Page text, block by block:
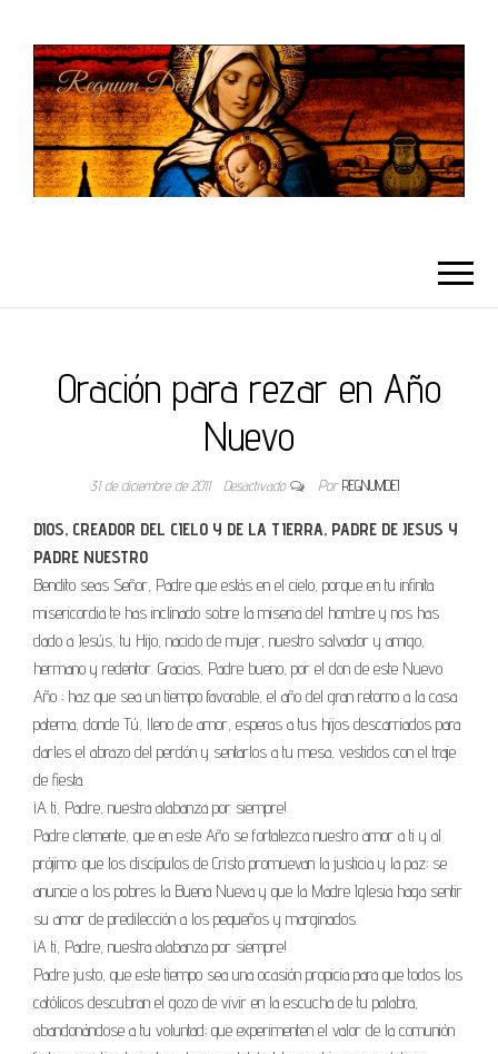
Oración para rezar en Año
Nuevo
31 de diciembre de 2011 Desactivado Por REGNUMDEI
DIOS, CREADOR DEL CIELO Y DE LA TIERRA, PADRE DE JESUS Y
PADRE NUESTRO
Bendito seas Señor, Padre que estás en el cielo, porque en tu infinita
misericordia te has inclinado sobre la miseria del hombre y nos has
dado a Jesús, tu Hijo, nacido de mujer, nuestro salvador y amigo,
hermano y redentor. Gracias, Padre bueno, por el don de este Nuevo
Año ; haz que sea un tiempo favorable, el año del gran retorno a la casa
paterna, donde Tú, lleno de amor, esperas a tus hijos descarriados para
darles el abrazo del perdón y sentarlos a tu mesa, vestidos con el traje
de fiesta.
¡A ti, Padre, nuestra alabanza por siempre!
Padre clemente, que en este Año se fortalezca nuestro amor a ti y al
prójimo: que los discípulos de Cristo promuevan la justicia y la paz; se
anuncie a los pobres la Buena Nueva y que la Madre Iglesia haga sentir
su amor de predilección a los pequeños y marginados.
¡A ti, Padre, nuestra alabanza por siempre!
Padre justo, que este tiempo sea una ocasión propicia para que todos los
católicos descubran el gozo de vivir en la escucha de tu palabra,
abandonándose a tu voluntad; que experimenten el valor de la comunión